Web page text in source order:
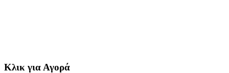
Κλικ για Αγορά